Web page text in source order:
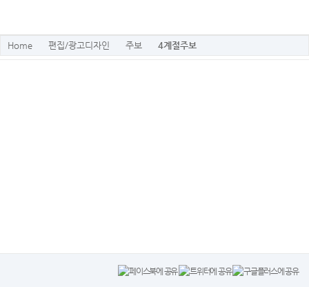
Home 편집/광고디자인 주보 4계절주보